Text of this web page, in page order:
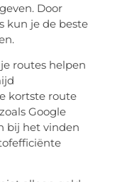
Door
kun je de beste
routes helpen
kortste route
Google
bij het vinden